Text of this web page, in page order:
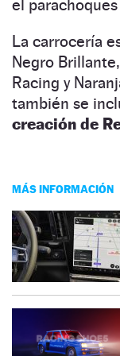
el
La carrocería
Negro
Racing y
también se
creación de
MÁS INFORMACIÓN